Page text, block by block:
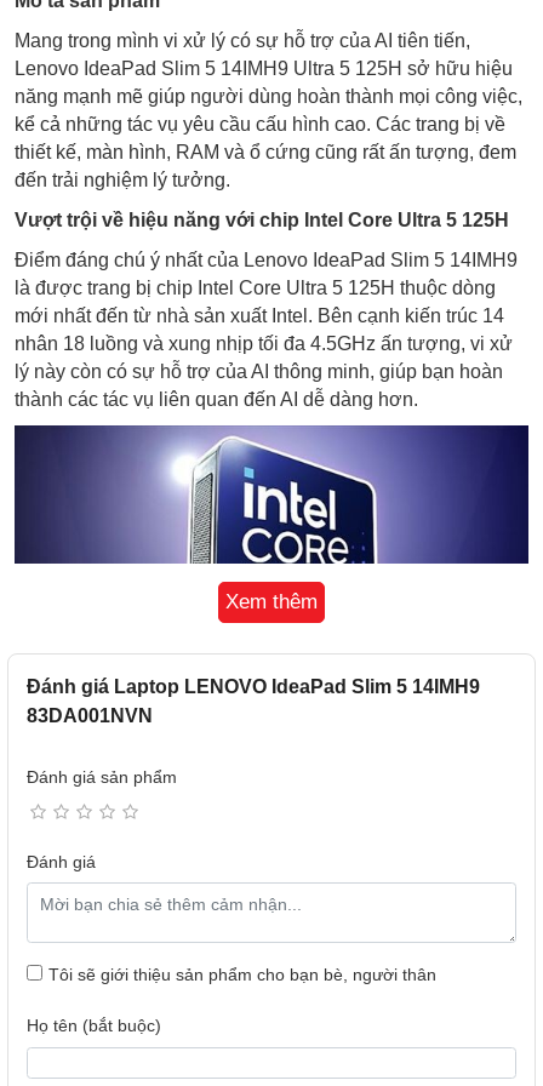
Mang trong mình vi xử lý có sự hỗ trợ của AI tiên tiến,
Lenovo IdeaPad Slim 5 14IMH9 Ultra 5 125H sở hữu hiệu
năng mạnh mẽ giúp người dùng hoàn thành mọi công việc,
kể cả những tác vụ yêu cầu cấu hình cao. Các trang bị về
thiết kế, màn hình, RAM và ổ cứng cũng rất ấn tượng, đem
đến trải nghiệm lý tưởng.
Vượt trội về hiệu năng với chip Intel Core Ultra 5 125H
Điểm đáng chú ý nhất của Lenovo IdeaPad Slim 5 14IMH9
là được trang bị chip Intel Core Ultra 5 125H thuộc dòng
mới nhất đến từ nhà sản xuất Intel. Bên cạnh kiến trúc 14
nhân 18 luồng và xung nhịp tối đa 4.5GHz ấn tượng, vi xử
lý này còn có sự hỗ trợ của AI thông minh, giúp bạn hoàn
thành các tác vụ liên quan đến AI dễ dàng hơn.
mẽ, thúc đẩy năng lực xử lý các tác vụ trí tuệ nhân tạo và
xử lý ngôn ngữ. Đồng thời, NPU AI Engine bên trong chip
Intel Core Ultra 5 125H còn giúp kéo dài thời lượng pin, tối
ưu hiệu suất xử lý trên mỗi watt điện để kéo dài thời gian
sử dụng giữa các lần sạc. GPU Intel Arc thế hệ mới tích
hợp sẵn ở CPU cũng cung cấp hiệu năng đồ họa ấn tượng.
Với những trang bị này,laptop Lenovo sẽ trở thành công cụ
đáng tin cậy để bạn làm mọi việc, hiện thực hóa mọi ý
tưởng.
Xem thêm
Đánh giá Laptop LENOVO IdeaPad Slim 5 14IMH9
83DA001NVN
Đánh giá sản phẩm
Đánh giá
Tôi sẽ giới thiệu sản phẩm cho bạn bè, người thân
Họ tên (bắt buộc)